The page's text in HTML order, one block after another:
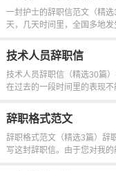
一封护士的辞职信范文（精
天，几天时间里，全国多地
技术人员辞职信
技术人员辞职信（精选30篇
在过去的一段时间里的表现
辞职格式范文
辞职格式范文（精选3篇）辞
写这封辞职信。由于您对我的